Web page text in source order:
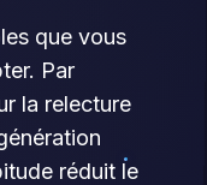
que vous
Par
la relecture
réduit le